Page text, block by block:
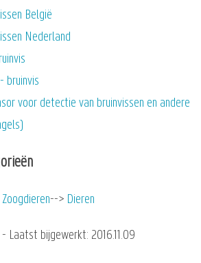
België
Nederland
bruinvis
voor detectie van bruinvissen en andere
Zoogdieren Dieren
- Laatst bijgewerkt: 2016.11.09